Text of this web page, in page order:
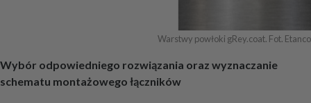
Warstwy powłoki gRey.coat. Fot. Etanco
Wybór odpowiedniego rozwiązania oraz wyznaczanie
schematu montażowego łączników